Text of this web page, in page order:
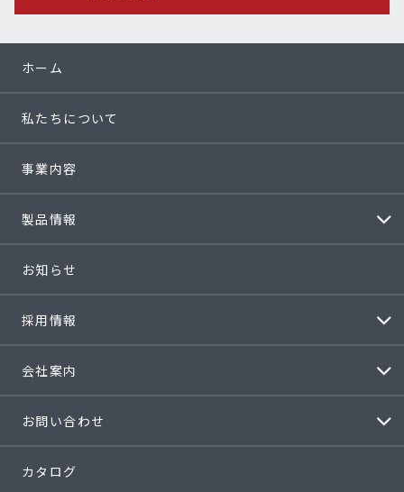
ホーム
私たちについて
事業内容
製品情報
お知らせ
採用情報
会社案内
お問い合わせ
カタログ